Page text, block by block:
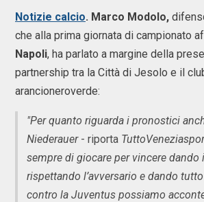
Notizie calcio. Marco Modolo,
che alla prima giornata di campionato
Napoli, ha parlato a margine della
partnership tra la Città di Jesolo e il
arancioneroverde:
"Per quanto riguarda i pronostici
Niederauer - riporta
sempre di giocare per vincere dando
rispettando l’avversario e dando
contro la Juventus possiamo